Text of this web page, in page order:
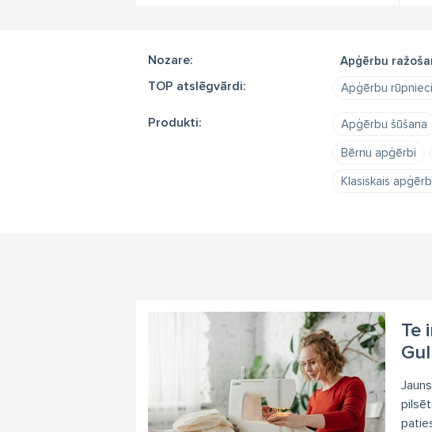
Nozare: Apģērbu
TOP atslēgvārdi: Apģērbu
Produkti: Apģērbu šūšana
Bērnu apģērbi
Klasiskais
Te